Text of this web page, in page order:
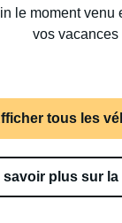
le moment venu
vos vacances
tous les
savoir plus sur